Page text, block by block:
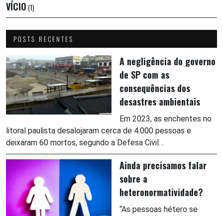
VÍCIO (1)
POSTS RECENTES
A negligência do governo
de SP com as
consequências dos
desastres ambientais
Em 2023, as enchentes no
litoral paulista desalojaram cerca de 4.000 pessoas e
deixaram 60 mortos, segundo a Defesa Civil…
Ainda precisamos falar
sobre a
heteronormatividade?
“As pessoas hétero se